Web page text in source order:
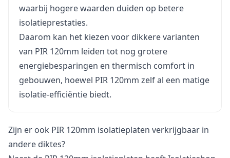
waarbij hogere waarden duiden op betere
isolatieprestaties.
Daarom kan het kiezen voor dikkere varianten
van PIR 120mm leiden tot nog grotere
energiebesparingen en thermisch comfort in
gebouwen, hoewel PIR 120mm zelf al een matige
isolatie-efficiëntie biedt.
Zijn er ook PIR 120mm isolatieplaten verkrijgbaar in
andere diktes?